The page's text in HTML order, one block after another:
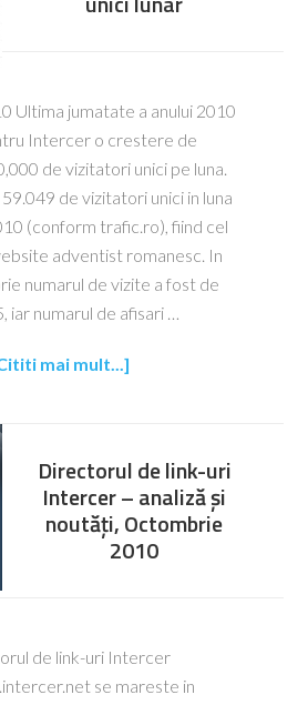
Ultima jumatate a anului 2010
Intercer o crestere de
de vizitatori unici pe luna.
de vizitatori unici in luna
(conform trafic.ro), fiind cel
adventist romanesc. In
numarul de vizite a fost de
iar numarul de afisari …
mai mult...]
Directorul de link-uri
Intercer – analiză și
noutăți, Octombrie
2010
de link-uri Intercer
se mareste in